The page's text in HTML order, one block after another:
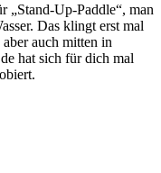
„Stand-Up-Paddle“, man
Das klingt erst mal
auch mitten in
hat sich für dich mal